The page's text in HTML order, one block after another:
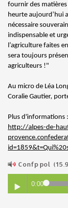
fournir des matières
heurte aujourd’hui
nécessaire
indispensable et
l’agriculture faites
sera toujours
agriculteurs !"
Au micro de Léa
Coralie Gautier,
Plus d'informations :
http://alpes-de-
Confp pol
0:00